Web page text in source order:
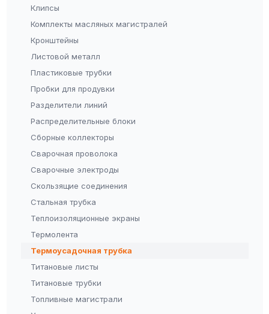
Клипсы
Комплекты масляных магистралей
Кронштейны
Листовой металл
Пластиковые трубки
Пробки для продувки
Разделители линий
Распределительные блоки
Сборные коллекторы
Сварочная проволока
Сварочные электроды
Скользящие соединения
Стальная трубка
Теплоизоляционные экраны
Термолента
Термоусадочная трубка
Титановые листы
Титановые трубки
Топливные магистрали